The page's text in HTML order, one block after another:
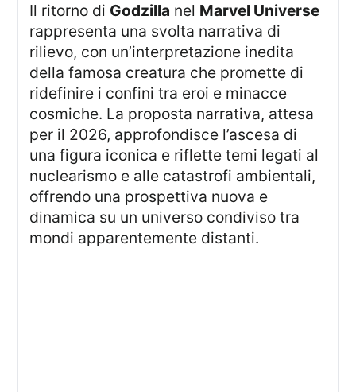
Il ritorno di Godzilla nel Marvel Universe
rappresenta una svolta narrativa di
rilievo, con un’interpretazione inedita
della famosa creatura che promette di
ridefinire i confini tra eroi e minacce
cosmiche. La proposta narrativa, attesa
per il 2026, approfondisce l’ascesa di
una figura iconica e riflette temi legati al
nuclearismo e alle catastrofi ambientali,
offrendo una prospettiva nuova e
dinamica su un universo condiviso tra
mondi apparentemente distanti.